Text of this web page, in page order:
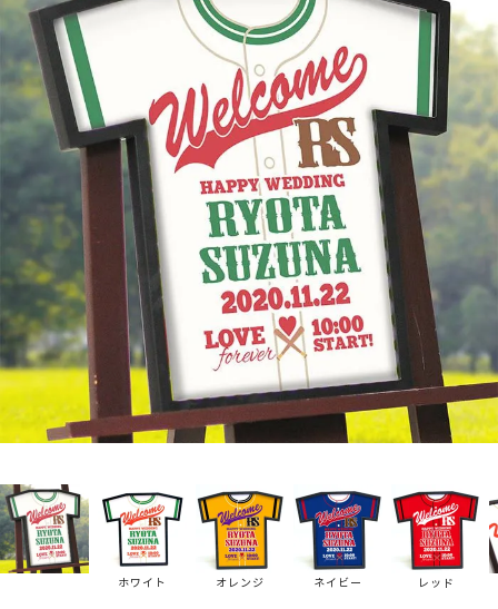
ホワイト オレンジ ネイビー レッド